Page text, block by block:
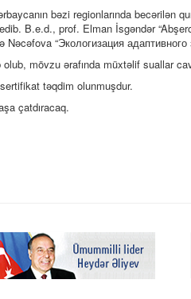
bəzi regionlarında becərilən
B.e.d., prof. Elman İsgəndər
“Экологизация
mövzu ərafında müxtəlif suallar
təqdim olunmuşdur.
çatdıracaq.